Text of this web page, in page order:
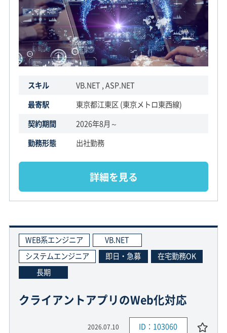
スキル
VB.NET , ASP.NET
最寄駅
東京都江東区 (東京メトロ東西線)
契約期間
2026年8月～
勤務形態
出社勤務
詳細を見る
WEB系エンジニア
VB.NET
システムエンジニア
即日・急募
在宅勤務OK
長期
クライアントアプリのWeb化対応
2026.07.10 ID：103060